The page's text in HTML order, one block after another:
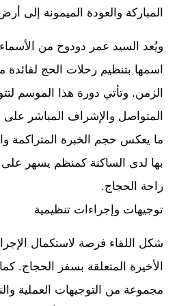
المباركة والعودة الميمونة إلى
ويُعد السيد عمر دودوح من الأسماء
اسمها بتنظيم رحلات الحج
المتواصل والإشراف المباشر على
ما يعكس حجم الخبرة المتراكمة
بها لدى الساكنة كمنظم يسهر
راحة الحجاج.
توجيهات وإجراءات تنظيمية
شكل اللقاء فرصة لاستكمال
الأخيرة المتعلقة بسفر الحجاج.
مجموعة من التوجيهات العملية